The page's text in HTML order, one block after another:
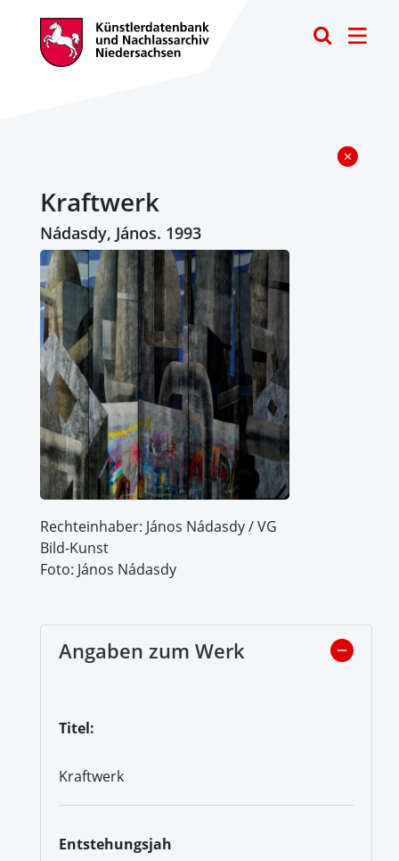
Kraftwerk
Nádasdy, János. 1993
Rechteinhaber: János Nádasdy / VG
Bild-Kunst
Foto: János Nádasdy
Angaben zum Werk
Titel:
Kraftwerk
Entstehungsjah